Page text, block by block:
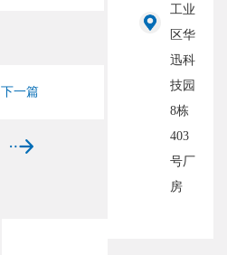
下一篇
工业
区华
迅科
技园
8栋
403
号厂
房